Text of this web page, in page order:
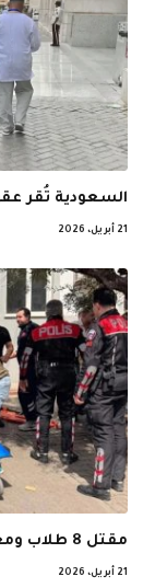
السعودية تُقر
21 أبريل، 2026
مقتل 8 طلاب ومعلم في إطلاق نار داخل مدرسة بتركيا
21 أبريل، 2026